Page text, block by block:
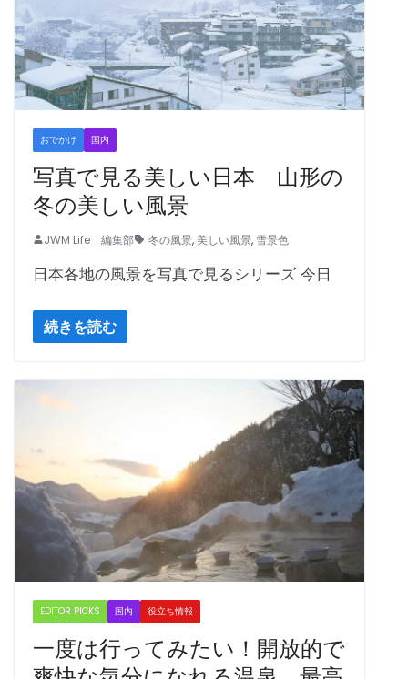
おでかけ 国内
写真で見る美しい日本 山形の
冬の美しい風景
JWM Life 編集部 冬の風景,美しい風景, 雪景色
日本各地の風景を写真で見るシリーズ 今日
続きを読む
EDITOR PICKS 国内 役立ち情報
一度は行ってみたい！開放的で